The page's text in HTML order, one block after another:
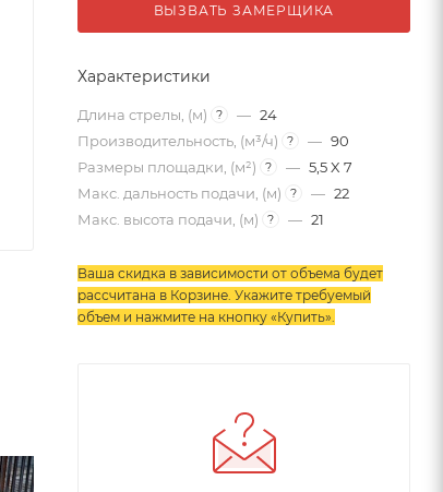
ВЫЗВАТЬ ЗАМЕРЩИКА
Характеристики
Длина стрелы, (м) ? — 24
Производительность, (м³/ч)
? — 90
Размеры площадки, (м²)
? — 5,5 X 7
Макс. дальность подачи, (м)
? — 22
Макс. высота подачи, (м)
? — 21
Ваша скидка в зависимости от объема будет
рассчитана в Корзине. Укажите требуемый
объем и нажмите на кнопку «Купить»